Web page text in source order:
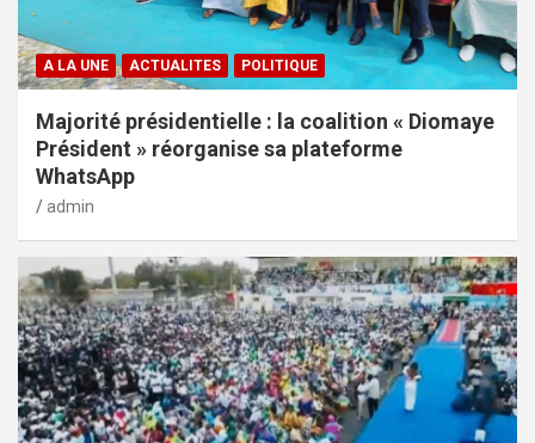
A LA UNE ACTUALITES POLITIQUE
Majorité présidentielle : la coalition « Diomaye
Président » réorganise sa plateforme
WhatsApp
admin